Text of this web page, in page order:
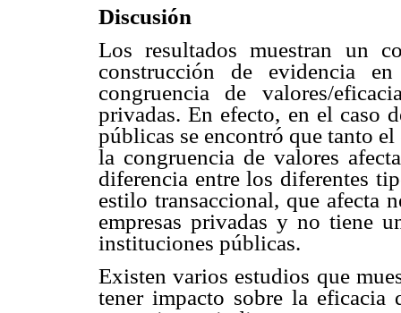
Discusión
Los resultados muestran un
construcción de evidencia
congruencia de valores/
privadas. En efecto, en el caso
públicas se encontró que tanto
la congruencia de valores
diferencia entre los diferentes
estilo transaccional, que afecta
empresas privadas y no tiene
instituciones públicas.
Existen varios estudios que
tener impacto sobre la eficacia